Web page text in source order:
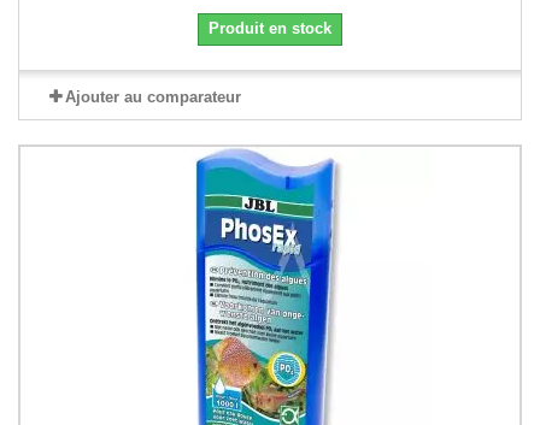
Produit en stock
Ajouter au comparateur